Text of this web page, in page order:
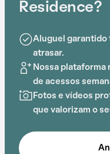
dos moradores que
Residence?
Aluguel garantido
atrasar.
Nossa plataforma
de acessos
Fotos e vídeos
que valorizam o